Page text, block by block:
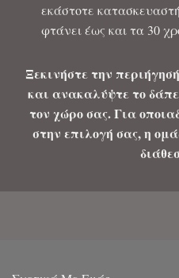
εκάστοτε
φτάνει έως και τα 30
Ξεκινήστε την
και ανακαλύψτε το
τον χώρο σας. Για
στην επιλογή σας, η